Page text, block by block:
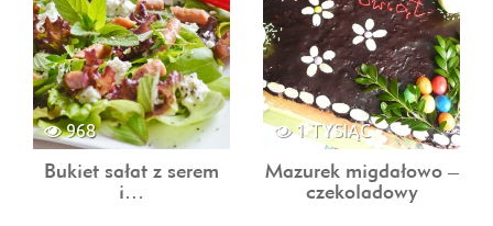
968
Bukiet sałat z serem
i…
1 TYSIĄC
Mazurek migdałowo –
czekoladowy